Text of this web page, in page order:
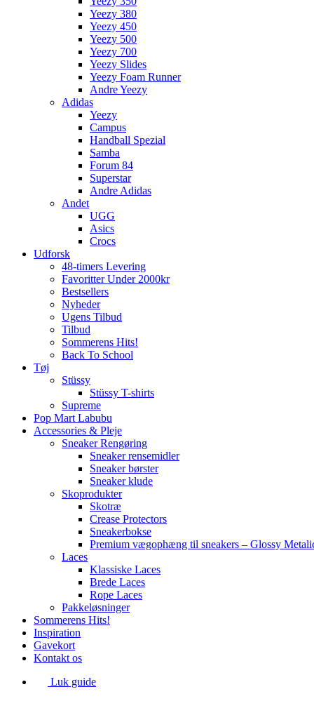
Yeezy 380
Yeezy 450
Yeezy 500
Yeezy 700
Yeezy Slides
Yeezy Foam Runner
Andre Yeezy
Adidas
Yeezy
Campus
Handball Spezial
Samba
Forum 84
Superstar
Andre Adidas
Andet
UGG
Asics
Crocs
Udforsk
48-timers Levering
Favoritter Under 2000kr
Bestsellers
Nyheder
Ugens Tilbud
Tilbud
Sommerens Hits!
Back To School
Tøj
Stüssy
Stüssy T-shirts
Supreme
Pop Mart Labubu
Accessories & Pleje
Sneaker Rengøring
Sneaker rensemidler
Sneaker børster
Sneaker klude
Skoprodukter
Skotræ
Crease Protectors
Sneakerbokse
Premium vægophæng til sneakers – Glossy
Laces
Klassiske Laces
Brede Laces
Rope Laces
Pakkeløsninger
Sommerens Hits!
Inspiration
Gavekort
Kontakt os
Luk guide